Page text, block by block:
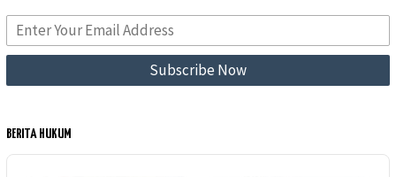
BERITA HUKUM